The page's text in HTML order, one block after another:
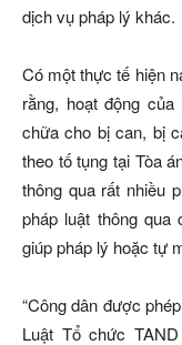
dịch vụ pháp lý khác.
Có một thực tế hiện
rằng, hoạt động
chữa cho bị can, bị
theo tố tụng tại Tòa
thông qua rất nhiều
pháp luật thông
giúp pháp lý hoặc tự
“Công dân được
Luật Tổ chức